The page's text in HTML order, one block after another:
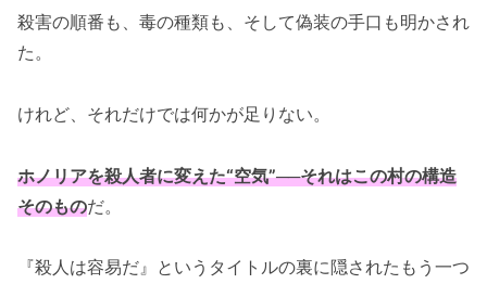
殺害の順番も、毒の種類も、そして偽装の手口も明かされ
た。
けれど、それだけでは何かが足りない。
ホノリアを殺人者に変えた“空気”──それはこの村の構造
そのものだ。
『殺人は容易だ』というタイトルの裏に隠されたもう一つ